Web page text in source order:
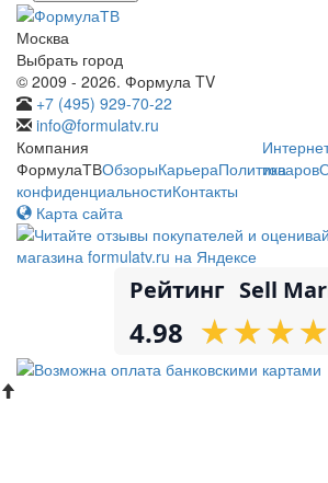
Москва
Выбрать город
© 2009 - 2026. Формула TV
+7 (495) 929-70-22
info@formulatv.ru
Компания
ФормулаТВОбзорыКарьераПолитика
конфиденциальностиКонтакты
товаров
Карта сайта
Рейтинг Sell
4.98 ★
★★
★★
★★
★